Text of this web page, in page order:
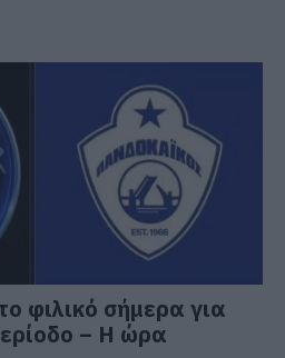
φιλικό σήμερα για
– Η ώρα